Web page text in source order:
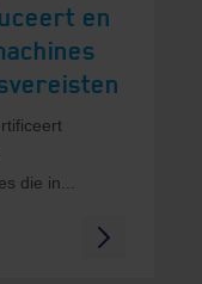
en
die in...